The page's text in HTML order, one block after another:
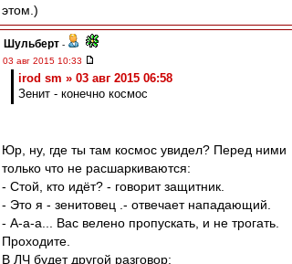
этом.)
Шульберт -
03 авг 2015 10:33
irod sm » 03 авг 2015 06:58
Зенит - конечно космос
Юр, ну, где ты там космос увидел? Перед ними
только что не расшаркиваются:
- Стой, кто идёт? - говорит защитник.
- Это я - зенитовец .- отвечает нападающий.
- А-а-а... Вас велено пропускать, и не трогать.
Проходите.
В ЛЧ будет другой разговор: